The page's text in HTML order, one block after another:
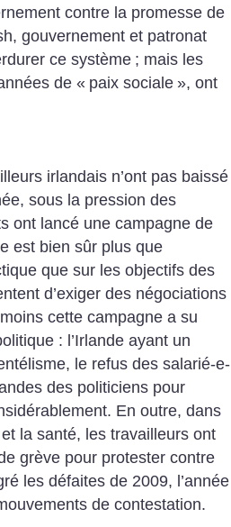
contre la promesse de
gouvernement et patronat
ce système ; mais les
de « paix sociale », ont
irlandais n’ont pas baissé
sous la pression des
ont lancé une campagne de
est bien sûr plus que
que sur les objectifs des
d’exiger des négociations
cette campagne a su
: l’Irlande ayant un
le refus des salarié-e-
des politiciens pour
En outre, dans
la santé, les travailleurs ont
grève pour protester contre
les défaites de 2009, l’année
de contestation.